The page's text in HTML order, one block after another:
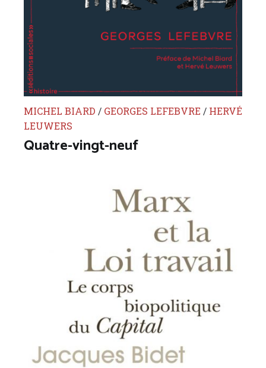
MICHEL BIARD / GEORGES LEFEBVRE / HERVÉ
LEUWERS
Quatre-vingt-neuf